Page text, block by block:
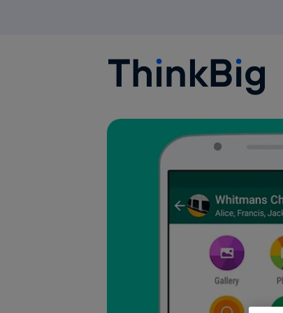
Blogthinkbig.com